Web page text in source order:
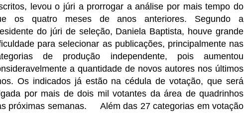
levou o júri a prorrogar a análise por mais tempo do
os quatro meses de anos anteriores. Segundo a
do júri de seleção, Daniela Baptista, houve grande
para selecionar as publicações, principalmente nas
de produção independente, pois aumentou
a quantidade de novos autores nos últimos
Os indicados já estão na cédula de votação, que será
por mais de dois mil votantes da área de quadrinhos
próximas semanas.
Além das 27 categorias em votação